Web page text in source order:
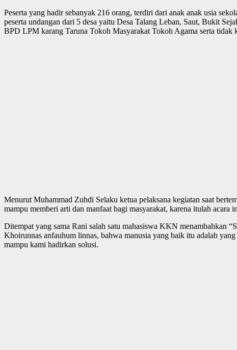
Peserta yang hadir sebanyak 216 orang, terdiri dari anak anak usia
peserta undangan dari 5 desa yaitu Desa Talang Leban, Saut, Bukit
BPD LPM karang Taruna Tokoh Masyarakat Tokoh Agama serta tidak
Menurut Muhammad Zuhdi Selaku ketua pelaksana kegiatan saat
mampu memberi arti dan manfaat bagi masyarakat, karena itulah
Ditempat yang sama Rani salah satu mahasiswa KKN menambahkan
Khoirunnas anfauhum linnas, bahwa manusia yang baik itu adalah
mampu kami hadirkan solusi.